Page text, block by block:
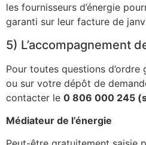
les fournisseurs d’énergie
garanti sur leur facture de
5) L’accompagnement
Pour toutes questions
ou sur votre dépôt de
contacter le 0 806 000 245
Médiateur de l’énergie